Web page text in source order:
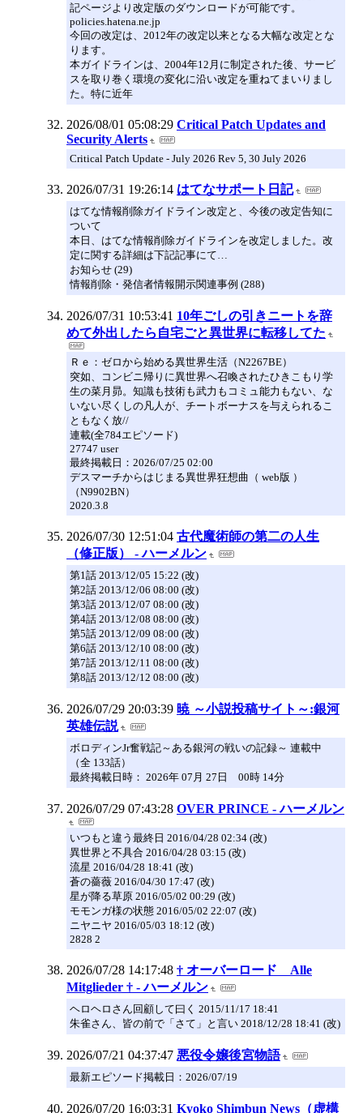
記ページより改定版のダウンロードが可能です。
policies.hatena.ne.jp
今回の改定は、2012年の改定以来となる大幅な改定とな
ります。
本ガイドラインは、2004年12月に制定された後、サービ
スを取り巻く環境の変化に沿い改定を重ねてまいりまし
た。特に近年
2026/08/01 05:08:29 Critical Patch Updates and
Security Alerts
Critical Patch Update - July 2026 Rev 5, 30 July 2026
2026/07/31 19:26:14 はてなサポート日記
はてな情報削除ガイドライン改定と、今後の改定告知に
ついて
本日、はてな情報削除ガイドラインを改定しました。改
定に関する詳細は下記記事にて…
お知らせ (29)
情報削除・発信者情報開示関連事例 (288)
2026/07/31 10:53:41 10年ごしの引きニートを辞
めて外出したら自宅ごと異世界に転移してた
Ｒｅ：ゼロから始める異世界生活（N2267BE）
突如、コンビニ帰りに異世界へ召喚されたひきこもり学
生の菜月昴。知識も技術も武力もコミュ能力もない、な
いない尽くしの凡人が、チートボーナスを与えられるこ
ともなく放//
連載(全784エピソード)
27747 user
最終掲載日：2026/07/25 02:00
デスマーチからはじまる異世界狂想曲（ web版 ）
（N9902BN）
2020.3.8
2026/07/30 12:51:04 古代魔術師の第二の人生
（修正版） - ハーメルン
第1話 2013/12/05 15:22 (改)
第2話 2013/12/06 08:00 (改)
第3話 2013/12/07 08:00 (改)
第4話 2013/12/08 08:00 (改)
第5話 2013/12/09 08:00 (改)
第6話 2013/12/10 08:00 (改)
第7話 2013/12/11 08:00 (改)
第8話 2013/12/12 08:00 (改)
2026/07/29 20:03:39 暁 ～小説投稿サイト～:銀河
英雄伝説
ボロディンJr奮戦記～ある銀河の戦いの記録～ 連載中
（全 133話）
最終掲載日時： 2026年 07月 27日 00時 14分
2026/07/29 07:43:28 OVER PRINCE - ハーメルン
いつもと違う最終日 2016/04/28 02:34 (改)
異世界と不具合 2016/04/28 03:15 (改)
流星 2016/04/28 18:41 (改)
蒼の薔薇 2016/04/30 17:47 (改)
星が降る草原 2016/05/02 00:29 (改)
モモンガ様の状態 2016/05/02 22:07 (改)
ニヤニヤ 2016/05/03 18:12 (改)
2828 2
2026/07/28 14:17:48 † オーバーロード Alle
Mitglieder † - ハーメルン
ヘロヘロさん回顧して曰く 2015/11/17 18:41
朱雀さん、皆の前で「さて」と言い 2018/12/28 18:41 (改)
2026/07/21 04:37:47 悪役令嬢後宮物語
最新エピソード掲載日：2026/07/19
2026/07/20 16:03:31 Kyoko Shimbun News（虚構